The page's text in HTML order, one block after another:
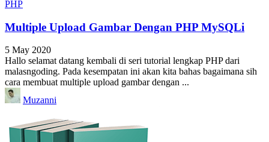
PHP
Multiple Upload Gambar Dengan PHP MySQLi
5 May 2020
Hallo selamat datang kembali di seri tutorial lengkap PHP dari
malasngoding. Pada kesempatan ini akan kita bahas bagaimana sih
cara membuat multiple upload gambar dengan ...
Muzanni